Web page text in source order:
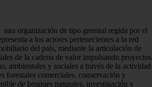
organización de tipo gremial regida por el
a los actores pertenecientes a la red
del país, mediante la articulación de
de la cadena de valor impulsando proyectos
ambientales y sociales a través de la actividad
forestales comerciales, conservación y
de bosques naturales, investigación y